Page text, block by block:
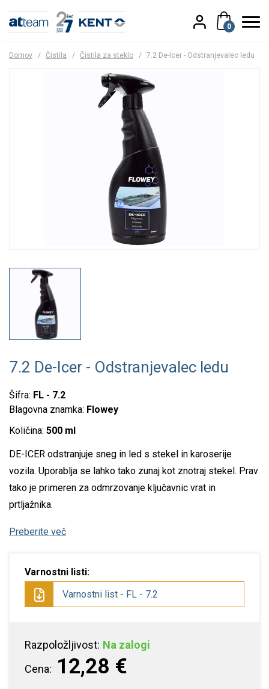
0
Domov / Čistila / Čistila za steklo / 7.2 De-Icer - Odstranjevalec ledu
7.2 De-Icer - Odstranjevalec ledu
Šifra: FL - 7.2
Blagovna znamka: Flowey
Količina: 500 ml
DE-ICER odstranjuje sneg in led s stekel in karoserije
vozila. Uporablja se lahko tako zunaj kot znotraj stekel. Prav
tako je primeren za odmrzovanje ključavnic vrat in
prtljažnika.
Preberite več
Varnostni listi:
Varnostni list - FL - 7.2
Razpoložljivost: Na zalogi
Cena: 12,28 €